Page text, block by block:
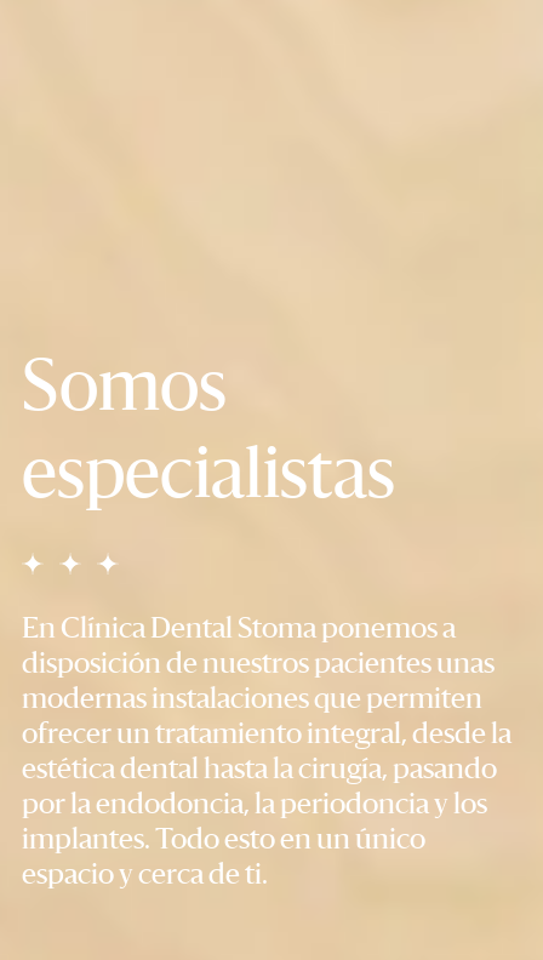
Somos
especialistas
En Clínica Dental Stoma ponemos a
disposición de nuestros pacientes unas
modernas instalaciones que permiten
ofrecer un tratamiento integral, desde la
estética dental hasta la cirugía, pasando
por la endodoncia, la periodoncia y los
implantes. Todo esto en un único
espacio y cerca de ti.